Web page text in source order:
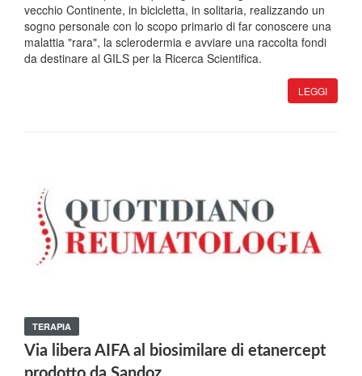
vecchio Continente, in bicicletta, in solitaria, realizzando un
sogno personale con lo scopo primario di far conoscere una
malattia "rara", la sclerodermia e avviare una raccolta fondi
da destinare al GILS per la Ricerca Scientifica.
LEGGI
TERAPIA
Via libera AIFA al biosimilare di etanercept